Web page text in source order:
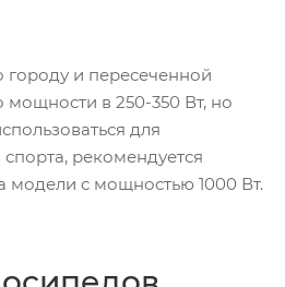
и пересеченной
мощности в 250-350 Вт, но
для
рекомендуется
модели с мощностью 1000 Вт.